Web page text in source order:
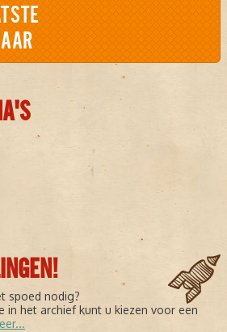
spoed nodig?
in het archief kunt u kiezen voor een